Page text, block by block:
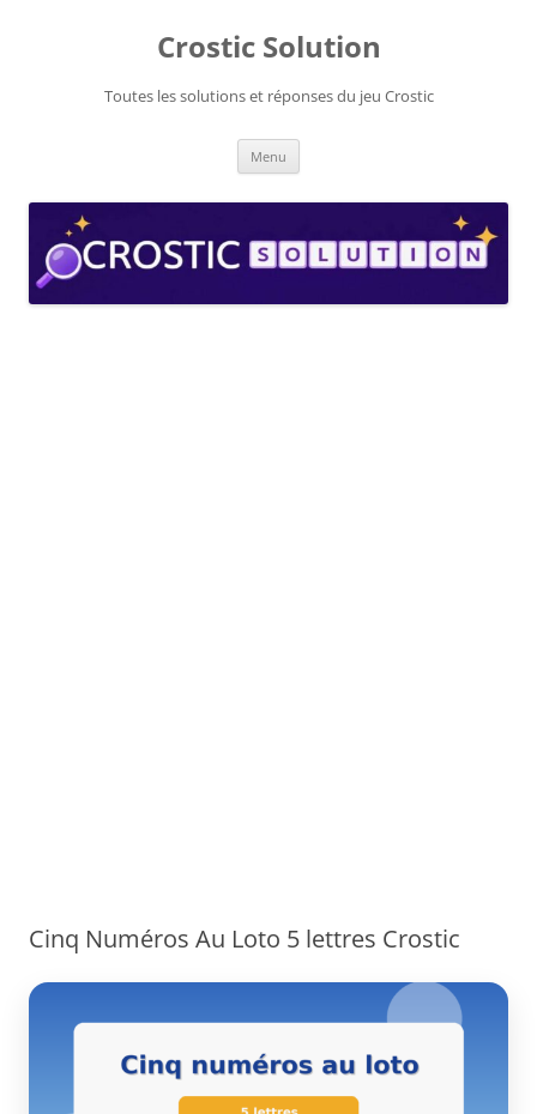
Crostic Solution
Toutes les solutions et réponses du jeu Crostic
Menu
Cinq Numéros Au Loto 5 lettres Crostic